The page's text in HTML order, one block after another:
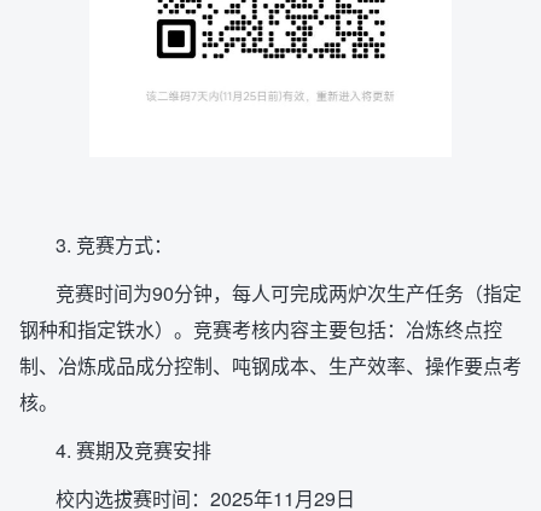
3. 竞赛方式：
竞赛时间为90分钟，每人可完成两炉次生产任务（指定
钢种和指定铁水）。竞赛考核内容主要包括：冶炼终点控
制、冶炼成品成分控制、吨钢成本、生产效率、操作要点考
核。
4. 赛期及竞赛安排
校内选拔赛时间：2025年11月29日